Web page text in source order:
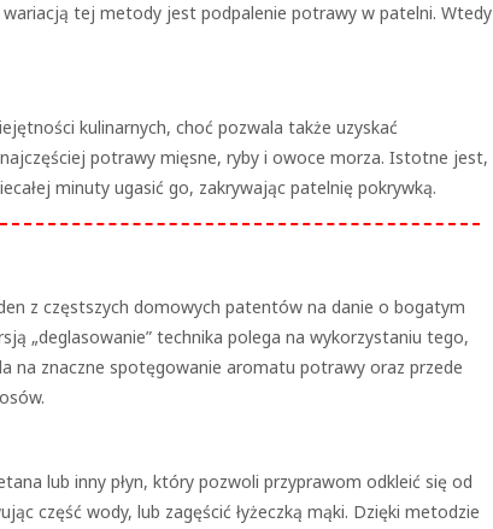
tej metody jest podpalenie potrawy w patelni. Wtedy
kulinarnych, choć pozwala także uzyskać
potrawy mięsne, ryby i owoce morza. Istotne jest,
minuty ugasić go, zakrywając patelnię pokrywką.
z częstszych domowych patentów na danie o bogatym
„deglasowanie” technika polega na wykorzystaniu tego,
na znaczne spotęgowanie aromatu potrawy oraz przede
lub inny płyn, który pozwoli przyprawom odkleić się od
część wody, lub zagęścić łyżeczką mąki. Dzięki metodzie